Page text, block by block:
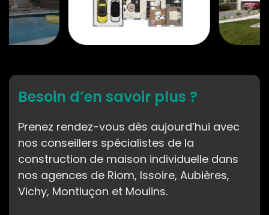
Besoin d’en savoir plus ?
Prenez rendez-vous dès aujourd’hui avec
nos conseillers spécialistes de la
construction de maison individuelle dans
nos agences de Riom, Issoire, Aubières,
Vichy, Montluçon et Moulins.